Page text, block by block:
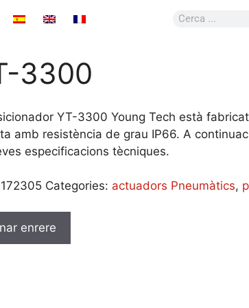
3300
YT-3300 Young Tech està
amb resistència de grau IP66. A
especificacions tècniques.
172305 Categories: actuadors Pneumàtics,